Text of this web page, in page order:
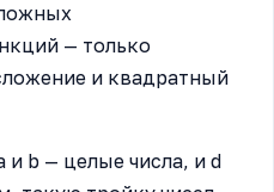
— только
и квадратный
и b — целые числа, и d